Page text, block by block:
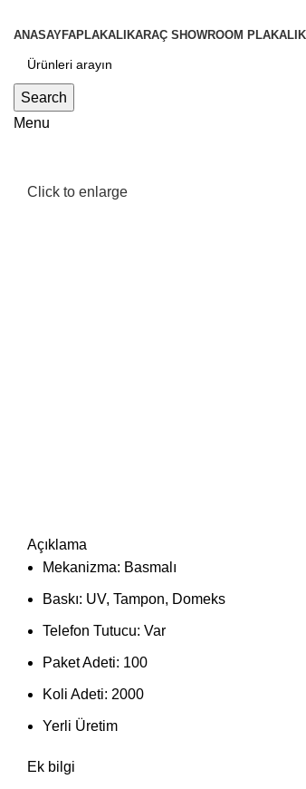
ANASAYFAPLAKALIKARAÇ SHOWROOM PLAKALIK
Search
Menu
Click to enlarge
Açıklama
Mekanizma: Basmalı
Baskı: UV, Tampon, Domeks
Telefon Tutucu: Var
Paket Adeti: 100
Koli Adeti: 2000
Yerli Üretim
Ek bilgi